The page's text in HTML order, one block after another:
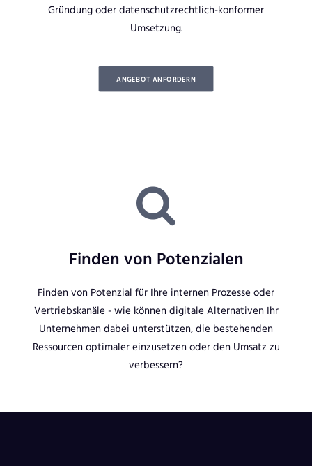
Gründung oder datenschutzrechtlich-konformer
Umsetzung.
ANGEBOT ANFORDERN
Finden von Potenzialen
Finden von Potenzial für Ihre internen Prozesse oder
Vertriebskanäle - wie können digitale Alternativen Ihr
Unternehmen dabei unterstützen, die bestehenden
Ressourcen optimaler einzusetzen oder den Umsatz zu
verbessern?